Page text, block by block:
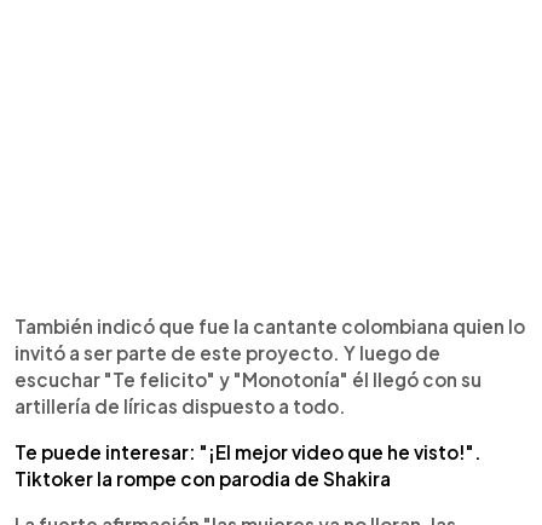
También indicó que fue la cantante colombiana quien lo
invitó a ser parte de este proyecto. Y luego de
escuchar "Te felicito" y "Monotonía" él llegó con su
artillería de líricas dispuesto a todo.
Te puede interesar: "¡El mejor video que he visto!".
Tiktoker la rompe con parodia de Shakira